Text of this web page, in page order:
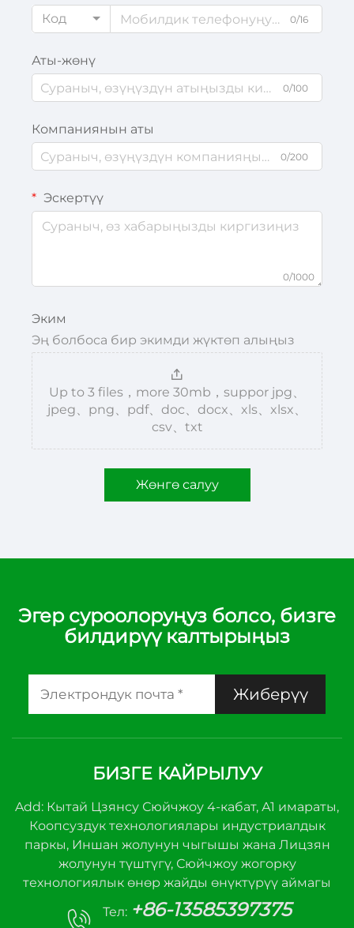
Код
0/16
Аты-жөнү
0/100
Компаниянын аты
0/200
Эскертүү
0/1000
Эким
Эң болбоса бир экимди жүктөп алыңыз
Up to 3 files，more 30mb，suppor jpg、
jpeg、png、pdf、doc、docx、xls、xlsx、
csv、txt
Жөнгө салуу
Эгер суроолоруңуз болсо, бизге
билдирүү калтырыңыз
Жиберүү
БИЗГЕ КАЙРЫЛУУ
Add: Кытай Цзянсу Сюйчжоу 4-кабат, А1 имараты,
Коопсуздук технологиялары индустриалдык
паркы, Иншан жолунун чыгышы жана Лицзян
жолунун түштүгү, Сюйчжоу жогорку
технологиялык өнөр жайды өнүктүрүү аймагы
Тел: +86-13585397375